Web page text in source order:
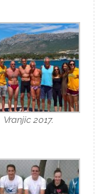
Vranjic 2017.